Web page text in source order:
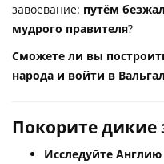
завоевание: путём
мудрого правителя?
Сможете ли вы
народа и войти в
Покорите дикие
Исследуйте Англию